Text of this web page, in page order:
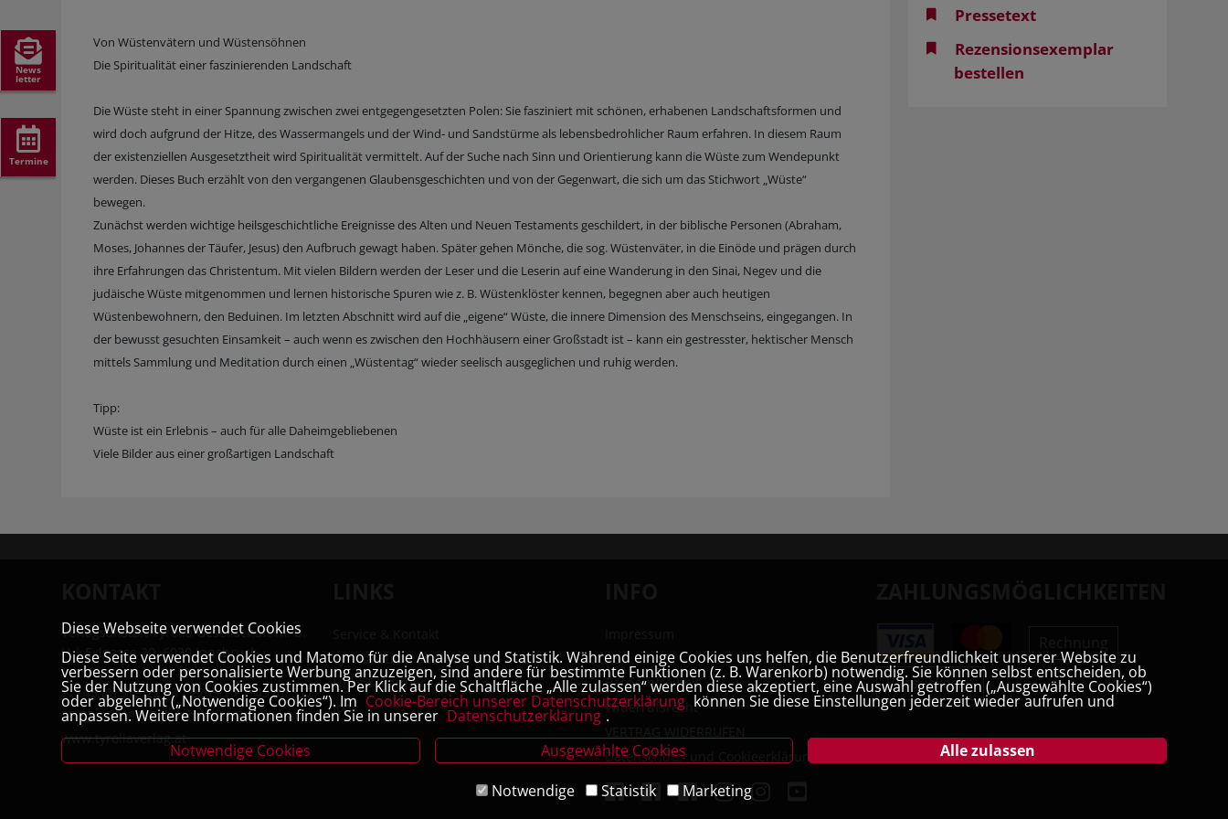
News
letter
Termine
Von Wüstenvätern und Wüstensöhnen
Die Spiritualität einer faszinierenden Landschaft
Die Wüste steht in einer Spannung zwischen zwei entgegengesetzten Polen: Sie fasziniert mit schönen, erhabenen Landschaftsformen und
wird doch aufgrund der Hitze, des Wassermangels und der Wind- und Sandstürme als lebensbedrohlicher Raum erfahren. In diesem Raum
der existenziellen Ausgesetztheit wird Spiritualität vermittelt. Auf der Suche nach Sinn und Orientierung kann die Wüste zum Wendepunkt
werden. Dieses Buch erzählt von den vergangenen Glaubensgeschichten und von der Gegenwart, die sich um das Stichwort „Wüste“
bewegen.
Zunächst werden wichtige heilsgeschichtliche Ereignisse des Alten und Neuen Testaments geschildert, in der biblische Personen (Abraham,
Moses, Johannes der Täufer, Jesus) den Aufbruch gewagt haben. Später gehen Mönche, die sog. Wüstenväter, in die Einöde und prägen durch
ihre Erfahrungen das Christentum. Mit vielen Bildern werden der Leser und die Leserin auf eine Wanderung in den Sinai, Negev und die
judäische Wüste mitgenommen und lernen historische Spuren wie z. B. Wüstenklöster kennen, begegnen aber auch heutigen
Wüstenbewohnern, den Beduinen. Im letzten Abschnitt wird auf die „eigene“ Wüste, die innere Dimension des Menschseins, eingegangen. In
der bewusst gesuchten Einsamkeit – auch wenn es zwischen den Hochhäusern einer Großstadt ist – kann ein gestresster, hektischer Mensch
mittels Sammlung und Meditation durch einen „Wüstentag“ wieder seelisch ausgeglichen und ruhig werden.
Tipp:
Wüste ist ein Erlebnis – auch für alle Daheimgebliebenen
Viele Bilder aus einer großartigen Landschaft
Pressetext
Rezensionsexemplar
bestellen
Verlagsanstalt Tyrolia Gesellschaft m. b.
H | Exlgasse 20, 6020 Innsbruck
T:+43 (0) 512 22 33 - 2205| F: +43 (0) 512
22 33 - 2119 | E:buchverlag@tyrolia.at|
www.tyroliaverlag.at
Tyrolia Buchhandlung
Links & Partner
Jobs
AGB
Barrierefreiheit
Widerrufsrecht
Datenschutz- und Cookieerklärung
Vorauskasse
Diese Webseite verwendet Cookies
Diese Seite verwendet Cookies und Matomo für die Analyse und Statistik. Während einige Cookies uns helfen, die Benutzerfreundlichkeit unserer Website zu
verbessern oder personalisierte Werbung anzuzeigen, sind andere für bestimmte Funktionen (z. B. Warenkorb) notwendig. Sie können selbst entscheiden, ob
Sie der Nutzung von Cookies zustimmen. Per Klick auf die Schaltfläche „Alle zulassen“ werden diese akzeptiert, eine Auswahl getroffen („Ausgewählte Cookies“)
oder abgelehnt („Notwendige Cookies“). Im Cookie-Bereich unserer Datenschutzerklärung können Sie diese Einstellungen jederzeit wieder aufrufen und
anpassen. Weitere Informationen finden Sie in unserer Datenschutzerklärung .
Notwendige Cookies
Ausgewählte Cookies
Alle zulassen
Notwendige
Statistik Marketing